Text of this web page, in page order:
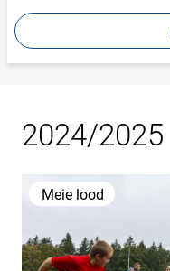
2024/2025
Meie lood